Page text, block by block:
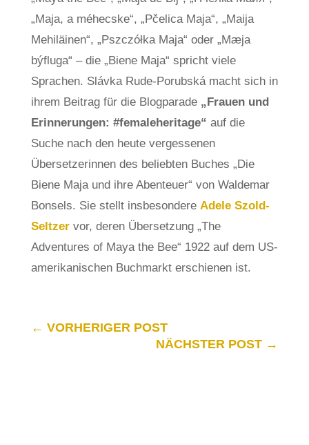
„Maja, a méhecske“, „Pčelica Maja“, „Maija
Mehiläinen“, „Pszczółka Maja“ oder „Mæja
býfluga“ – die „Biene Maja“ spricht viele
Sprachen. Slávka Rude-Porubská macht sich in
ihrem Beitrag für die Blogparade „Frauen und
Erinnerungen: #femaleheritage“ auf die
Suche nach den heute vergessenen
Übersetzerinnen des beliebten Buches „Die
Biene Maja und ihre Abenteuer“ von Waldemar
Bonsels. Sie stellt insbesondere Adele Szold-
Seltzer vor, deren Übersetzung „The
Adventures of Maya the Bee“ 1922 auf dem US-
amerikanischen Buchmarkt erschienen ist.
← VORHERIGER POST
NÄCHSTER POST →